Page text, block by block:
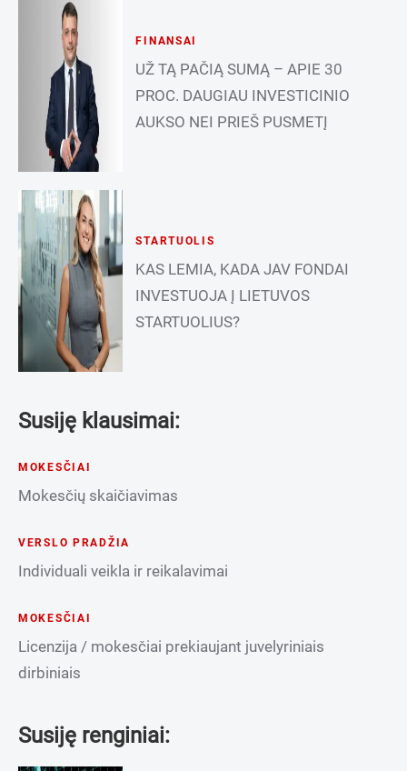
FINANSAI
UŽ TĄ PAČIĄ SUMĄ – APIE 30
PROC. DAUGIAU INVESTICINIO
AUKSO NEI PRIEŠ PUSMETĮ
STARTUOLIS
KAS LEMIA, KADA JAV FONDAI
INVESTUOJA Į LIETUVOS
STARTUOLIUS?
Susiję klausimai:
MOKESČIAI
Mokesčių skaičiavimas
VERSLO PRADŽIA
Individuali veikla ir reikalavimai
MOKESČIAI
Licenzija / mokesčiai prekiaujant juvelyriniais
dirbiniais
Susiję renginiai: